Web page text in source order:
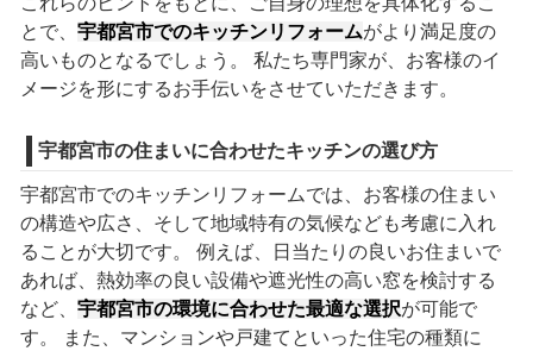
とで、 宇都宮市でのキッチンリフォームがより満足度の
高いものとなるでしょう。 私たち専門家が、お客様のイ
メージを形にするお手伝いをさせていただきます。
宇都宮市の住まいに合わせたキッチンの選び方
宇都宮市でのキッチンリフォームでは、お客様の住まい
の構造や広さ、そして地域特有の気候なども考慮に入れ
ることが大切です。 例えば、日当たりの良いお住まいで
あれば、熱効率の良い設備や遮光性の高い窓を検討する
など、 宇都宮市の環境に合わせた最適な選択が可能で
す。 また、マンションや戸建てといった住宅の種類に